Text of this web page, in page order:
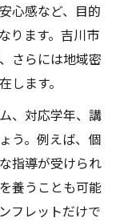
心感など、目的
ります。吉川市
さらには地域密
します。
、対応学年、講
う。例えば、個
指導が受けられ
養うことも可能
フレットだけで